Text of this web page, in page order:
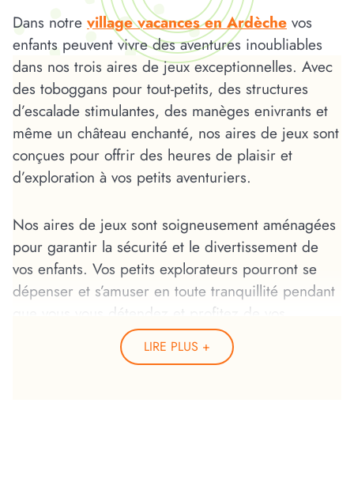
Dans notre village vacances en Ardèche vos
enfants peuvent vivre des aventures inoubliables
dans nos trois aires de jeux exceptionnelles. Avec
des toboggans pour tout-petits, des structures
d’escalade stimulantes, des manèges enivrants et
même un château enchanté, nos aires de jeux sont
conçues pour offrir des heures de plaisir et
d’exploration à vos petits aventuriers.
LIRE PLUS
Nos aires de jeux sont soigneusement aménagées
pour garantir la sécurité et le divertissement de
vos enfants. Vos petits explorateurs pourront se
dépenser et s’amuser en toute tranquillité pendant
que vous vous détendez et profitez de vos
vacances en famille.
Que ce soit en glissant le long de nos toboggans,